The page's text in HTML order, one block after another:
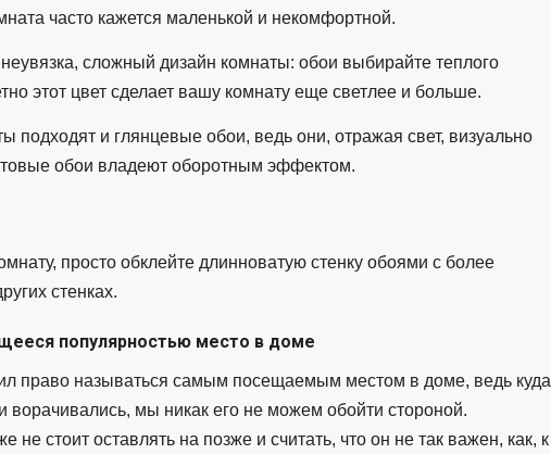
часто кажется маленькой и некомфортной.
сложный дизайн комнаты: обои выбирайте теплого
этот цвет сделает вашу комнату еще светлее и больше.
подходят и глянцевые обои, ведь они, отражая свет, визуально
обои владеют оборотным эффектом.
просто обклейте длинноватую стенку обоями с более
стенках.
популярностью место в доме
право называться самым посещаемым местом в доме, ведь куда
мы никак его не можем обойти стороной.
не стоит оставлять на позже и считать, что он не так важен, как, к